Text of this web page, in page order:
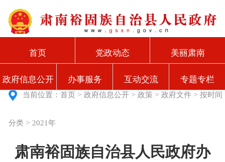
首页 党政动态 美丽肃南
政府信息公开 办事服务 互动交流 专题专栏
当前位置：首页 >政府信息公开 >政策 >政府文件 >按时间
分类 > 2021年
肃南裕固族自治县人民政府办